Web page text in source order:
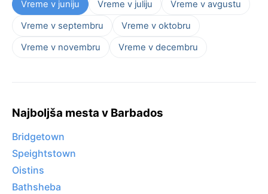
Vreme v juniju Vreme v juliju
Vreme v avgustu
Vreme v septembru
Vreme v oktobru
Vreme v novembru
Vreme v decembru
Najboljša mesta v Barbados
Bridgetown
Speightstown
Oistins
Bathsheba